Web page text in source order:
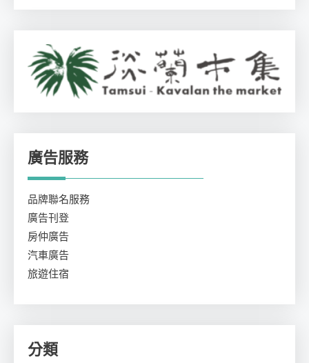
廣告服務
品牌聯名服務
廣告刊登
房仲廣告
汽車廣告
旅遊住宿
分類